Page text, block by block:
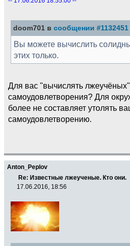
doom701 в сообщении #1132451
Вы можете вычислить
этих только.
Для вас "вычислять
самоудовлетворения? Для
более не составляет утолять
самоудовлетворению.
Anton_Peplov
Re: Известные лжеученые. Кто они.
17.06.2016, 18:56